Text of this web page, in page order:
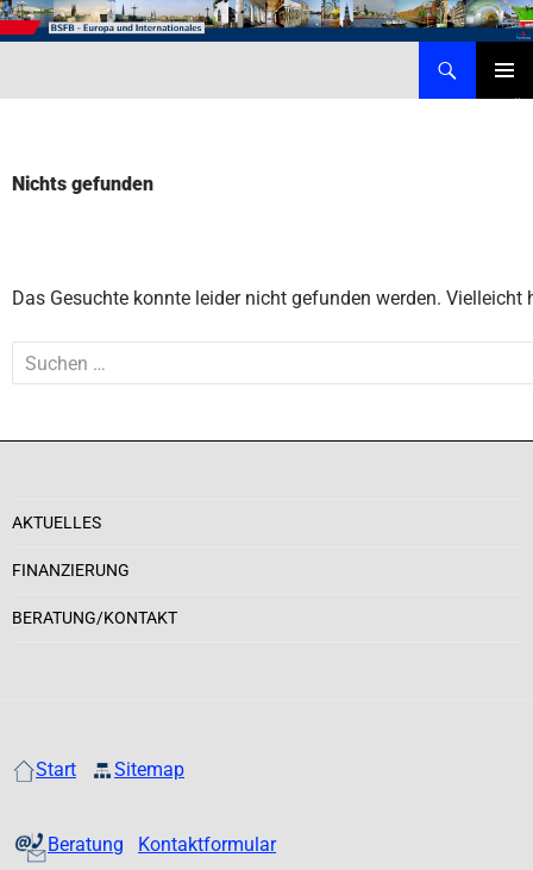
Zum
Inhalt
Nichts gefunden
Das Gesuchte konnte leider nicht gefunden werden.
Suchen
nach:
AKTUELLES
FINANZIERUNG
BERATUNG/KONTAKT
Start Sitemap
Beratung Kontaktformular